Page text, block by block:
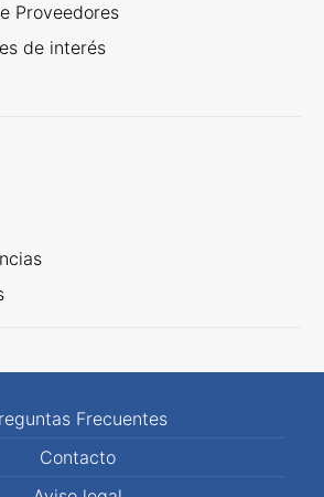
Proveedores
de interés
Frecuentes
Contacto